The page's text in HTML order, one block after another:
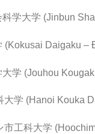
科学大学 (Jinbun
(Kokusai Daigaku –
大学 (Jouhou
大学 (Hanoi Kouka
市工科大学